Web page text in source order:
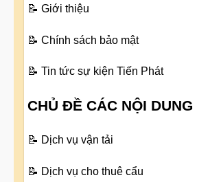
📝 Giới thiệu
📝 Chính sách bảo mật
📝 Tin tức sự kiện Tiến Phát
CHỦ ĐỀ CÁC NỘI DUNG
📝 Dịch vụ vận tải
📝 Dịch vụ cho thuê cẩu